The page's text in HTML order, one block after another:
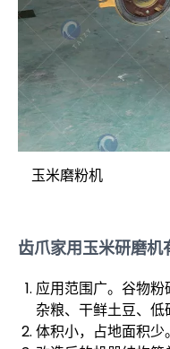
玉米磨粉机
齿爪家用玉米研磨机
应用范围广。谷物粉
杂粮、干鲜土豆、低
体积小，占地面积少。